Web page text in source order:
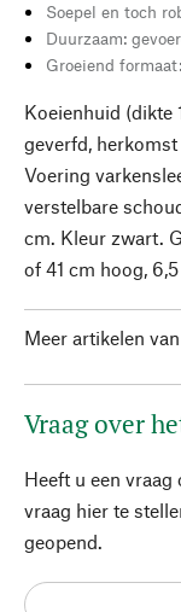
Soepel en toch
Duurzaam:
Groeiend
Koeienhuid (dikte
geverfd,
Voering
verstelbare
cm. Kleur zwart.
of 41 cm hoog,
Meer artikelen van
Vraag over
Heeft u een
vraag hier te
geopend.